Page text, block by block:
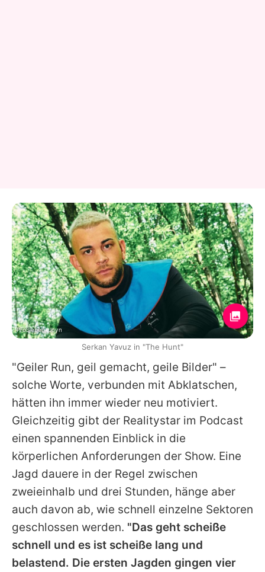
"Geiler Run, geil gemacht, geile Bilder" –
solche Worte, verbunden mit Abklatschen,
hätten ihn immer wieder neu motiviert.
Gleichzeitig gibt der Realitystar im Podcast
einen spannenden Einblick in die
körperlichen Anforderungen der Show. Eine
Jagd dauere in der Regel zwischen
zweieinhalb und drei Stunden, hänge aber
auch davon ab, wie schnell einzelne Sektoren
geschlossen werden. "Das geht scheiße
schnell und es ist scheiße lang und
belastend. Die ersten Jagden gingen vier
ProSieben, Joyn
Serkan Yavuz in "The Hunt"